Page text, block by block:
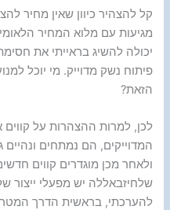
קל להצהיר כיוון שאין מחיר
מגיעות עם מלוא המחיר
יכולה להשיג בראייתי את
פיתוח נשק מדוייק. מי יוכל
הזאת?
לכן, למרות ההצהרות על קווים
המדוייקים, הם נמתחים
שלחיזבאללה יש מפעלי ייצור
להערכתי, בראשית הדרך